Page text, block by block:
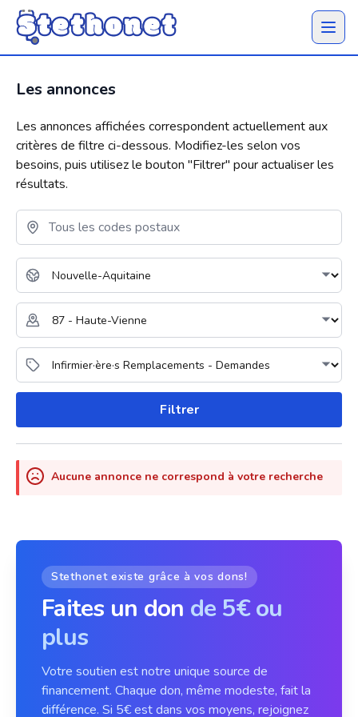
Ouvrir
Les annonces
Les annonces affichées correspondent actuellement aux
critères de filtre ci-dessous. Modifiez-les selon vos
besoins, puis utilisez le bouton "Filtrer" pour actualiser les
résultats.
Filtrer
Aucune annonce ne correspond à votre recherche
Stethonet existe grâce à vos dons!
Faites un don de 5€ ou
plus
Votre soutien est notre unique source de
financement. Chaque don, même modeste, fait la
différence. Si 5€ est dans vos moyens, rejoignez